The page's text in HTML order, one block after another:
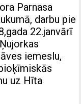
Parnasa
darbu pie
22.janvārī
iemeslu,
uz Hīta